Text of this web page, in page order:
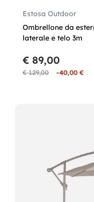
Estosa Outdoor
Ombrellone da
laterale e telo 3m
€ 129,00 -40,00 €
€ 89,00